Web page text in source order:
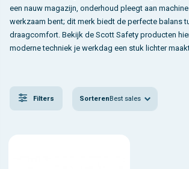
een nauw magazijn, onderhoud pleegt aan
werkzaam bent; dit merk biedt de perfecte balans
draagcomfort. Bekijk de Scott Safety producten
moderne techniek je werkdag een stuk lichter
Filters SorterenBest sales